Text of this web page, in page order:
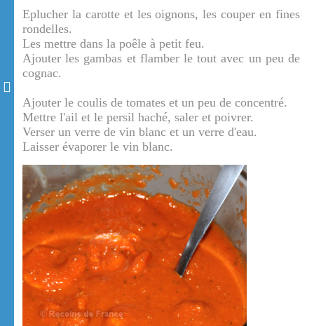
Eplucher la carotte et les oignons, les couper en fines
rondelles.
Les mettre dans la poêle à petit feu.
Ajouter les gambas et flamber le tout avec un peu de
cognac.
Ajouter le coulis de tomates et un peu de concentré.
Mettre l'ail et le persil haché, saler et poivrer.
Verser un verre de vin blanc et un verre d'eau.
Laisser évaporer le vin blanc.